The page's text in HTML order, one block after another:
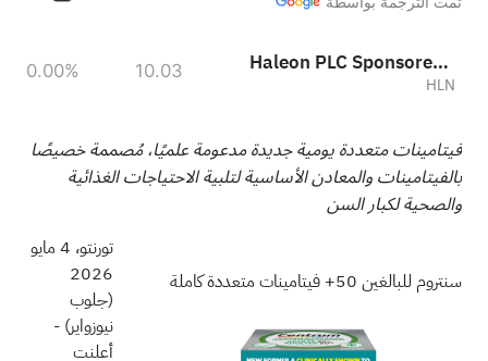
Haleon PLC Sponsored ADR
HLN
10.03
0.00%
فيتامينات متعددة يومية جديدة مدعومة علميًا، مُصممة خصيصًا
بالفيتامينات والمعادن الأساسية لتلبية الاحتياجات الغذائية
والصحية لكبار السن
سنتروم للبالغين 50+ فيتامينات متعددة كاملة
تورنتو، 4 مايو
2026
(جلوب
نيوزواير) -
أعلنت